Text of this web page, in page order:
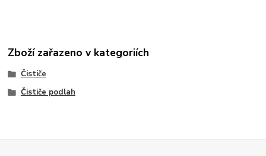
Zboží zařazeno v kategoriích
Čističe
Čističe podlah